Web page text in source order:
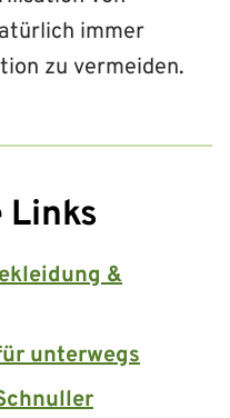
immer
zu vermeiden.
Links
&
unterwegs